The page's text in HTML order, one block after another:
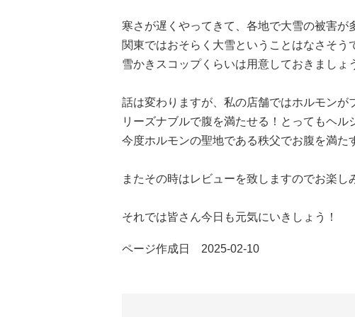
寒さが遅くやってきて、各地で大雪の被害が
関東ではおそらく大雪ということはなさそう
雪かきスコップくらいは用意しておきましょ
話は変わりますが、私の店舗ではホルモンが
リーズナブルで腹を満たせる！とってもヘル
今度ホルモンの聖地である秩父でお腹を満た
またその時はレビューを致しますのでお楽し
それでは皆さん今日も元気にいきしょう！
ページ作成日 2025-02-10